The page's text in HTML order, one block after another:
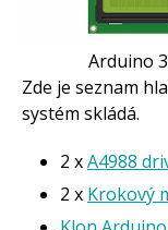
Arduino
Zde je seznam
systém skládá.
2 xA4988
2 x Krokový